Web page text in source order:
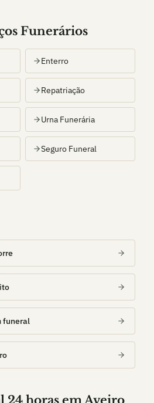
Funerários
Enterro
Repatriação
Urna Funerária
Seguro Funeral
funeral
24 horas em Aveiro